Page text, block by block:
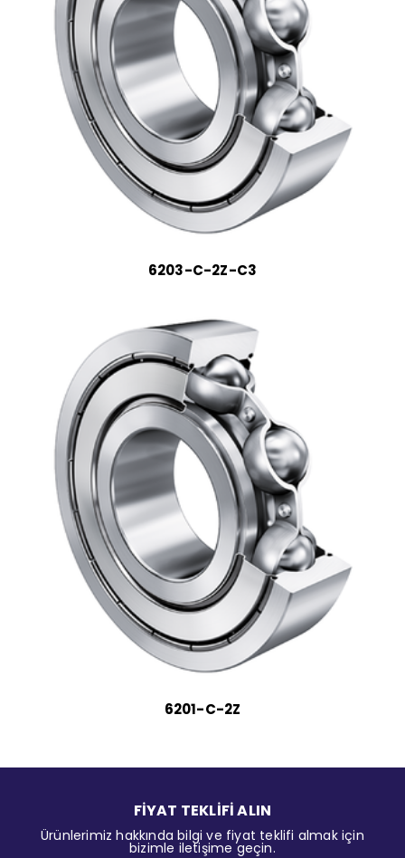
6203-C-2Z-C3
6201-C-2Z
FİYAT TEKLİFİ ALIN
Ürünlerimiz hakkında bilgi ve fiyat teklifi almak için
bizimle iletişime geçin.